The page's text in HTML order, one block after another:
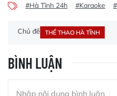
#Hà Tĩnh 24h #Karaoke
Chủ đề THỂ THAO HÀ TĨNH
BÌNH LUẬN